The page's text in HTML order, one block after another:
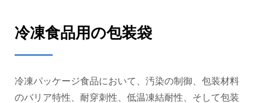
冷凍食品用の包装袋
冷凍パッケージ食品において、汚染の制御、包装材料
のバリア特性、耐穿刺性、低温凍結耐性、そして包装